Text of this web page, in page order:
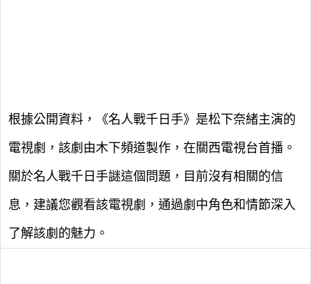
根據公開資料，《名人戰千日手》是松下奈緒主演的
電視劇，該劇由木下頻道製作，在關西電視台首播。
關於名人戰千日手謎這個問題，目前沒有相關的信
息，建議您觀看該電視劇，通過劇中角色和情節深入
了解該劇的魅力。